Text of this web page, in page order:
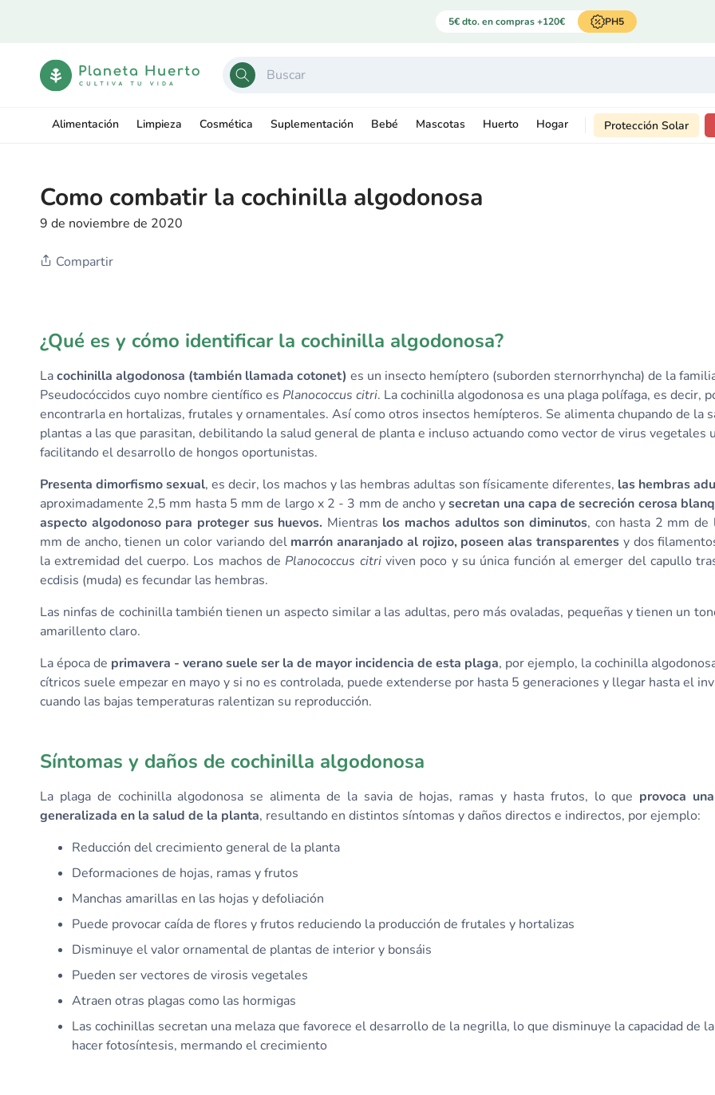
5€ dto. en compras +120€ PH5
Alimentación Limpieza Cosmética Suplementación Bebé Mascotas Huerto Hogar Protección Solar
Como combatir la cochinilla algodonosa
9 de noviembre de 2020
Compartir
¿Qué es y cómo identificar la cochinilla algodonosa?
Lacochinilla algodonosa (también llamada cotonet) es un insecto hemíptero (suborden sternorrhyncha) de la
Pseudocóccidos cuyo nombre científico es Planococcus citri. La cochinilla algodonosa es una plaga polífaga, es decir,
encontrarla en hortalizas, frutales y ornamentales. Así como otros insectos hemípteros. Se alimenta chupando de la
plantas a las que parasitan, debilitando la salud general de planta e incluso actuando como vector de virus vegetales u
facilitando el desarrollo de hongos oportunistas.
Presenta dimorfismo sexual, es decir, los machos y las hembras adultas son físicamente diferentes, las hembras
aproximadamente 2,5 mm hasta 5 mm de largo x 2 - 3 mm de ancho ysecretan una capa de secreción cerosa
aspecto algodonoso para proteger sus huevos. Mientras los machos adultos son diminutos, con hasta 2 mm de
mm de ancho, tienen un color variando del marrón anaranjado al rojizo, poseen alas transparentes y dos
la extremidad del cuerpo. Los machos de Planococcus citriviven poco y su única función al emerger del capullo
ecdisis (muda) es fecundar las hembras.
Las ninfas de cochinilla también tienen un aspecto similar a las adultas, pero más ovaladas, pequeñas y tienen un
amarillento claro.
La época de primavera - verano suele ser la de mayor incidencia de esta plaga, por ejemplo, la cochinilla
cítricos suele empezar en mayo y si no es controlada, puede extenderse por hasta 5 generaciones y llegar hasta el
cuando las bajas temperaturas ralentizan su reproducción.
Síntomas y daños de cochinilla algodonosa
La plaga de cochinilla algodonosa se alimenta de la savia de hojas, ramas y hasta frutos, lo que provoca
generalizada en la salud de la planta, resultando en distintos síntomas y daños directos e indirectos, por ejemplo:
Reducción del crecimiento general de la planta
Deformaciones de hojas, ramas y frutos
Manchas amarillas en las hojas y defoliación
Puede provocar caída de flores y frutos reduciendo la producción de frutales y hortalizas
Disminuye el valor ornamental de plantas de interior y bonsáis
Pueden ser vectores de virosis vegetales
Atraen otras plagas como las hormigas
Las cochinillas secretan una melaza que favorece el desarrollo de la negrilla, lo que disminuye la capacidad de
hacer fotosíntesis, mermando el crecimiento